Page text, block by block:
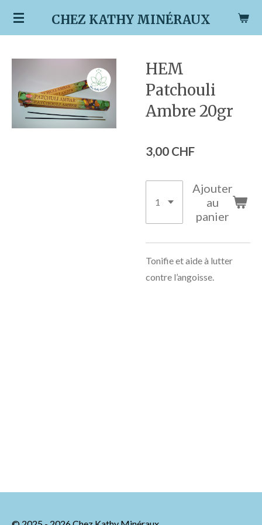
Passer
CHEZ KATHY MINÉRAUX
HEM
Patchouli
Ambre 20gr
3,00 CHF
Ajouter
au
panier
Tonifie et aide à lutter
contre l’angoisse.